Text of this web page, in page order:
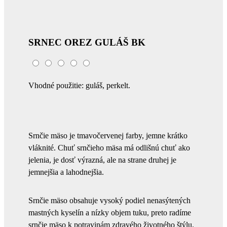
SRNEC OREZ GULÁŠ BK
Vhodné použitie: guláš, perkelt.
Srnčie mäso je tmavočervenej farby, jemne krátko
vláknité. Chuť srnčieho mäsa má odlišnú chuť ako
jelenia, je dosť výrazná, ale na strane druhej je
jemnejšia a lahodnejšia.
Srnčie mäso obsahuje vysoký podiel nenasýtených
mastných kyselín a nízky objem tuku, preto radíme
srnčie mäso k potravinám zdravého životného štýlu.